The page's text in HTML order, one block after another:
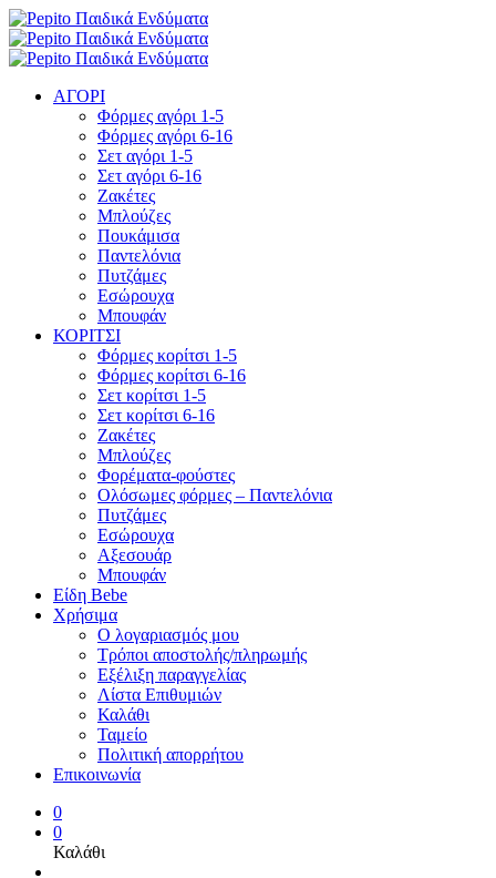
ΑΓΟΡΙ
Φόρμες αγόρι 1-5
Φόρμες αγόρι 6-16
Σετ αγόρι 1-5
Σετ αγόρι 6-16
Ζακέτες
Μπλούζες
Πουκάμισα
Παντελόνια
Πυτζάμες
Εσώρουχα
Μπουφάν
ΚΟΡΙΤΣΙ
Φόρμες κορίτσι 1-5
Φόρμες κορίτσι 6-16
Σετ κορίτσι 1-5
Σετ κορίτσι 6-16
Ζακέτες
Μπλούζες
Φορέματα-φούστες
Ολόσωμες φόρμες – Παντελόνια
Πυτζάμες
Εσώρουχα
Αξεσουάρ
Μπουφάν
Είδη Bebe
Χρήσιμα
Ο λογαριασμός μου
Τρόποι αποστολής/πληρωμής
Εξέλιξη παραγγελίας
Λίστα Επιθυμιών
Καλάθι
Ταμείο
Πολιτική απορρήτου
Επικοινωνία
0
0
Καλάθι